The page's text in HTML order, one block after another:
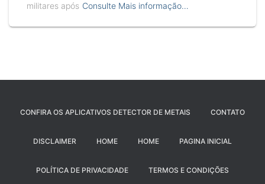
militares após Consulte Mais informação…
CONFIRA OS APLICATIVOS DETECTOR DE METAIS CONTATO
DISCLAIMER HOME HOME PAGINA INICIAL
POLÍTICA DE PRIVACIDADE TERMOS E CONDIÇÕES